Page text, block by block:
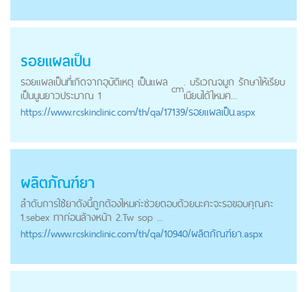
รอยแผลเป็น
รอยแผลเป็นที่เกิดจากอุบัติเหตุ เป็นแผล
เป็นนูนยาวประมาณ 1
cm. บริเวณจมูก รักษาให้เรียบ
เนียนได้ไหมค...
https://www.rcskinclinic.com/th/qa/17139/รอยแผลเป็น.aspx
ผลิตภัณฑ์ยา
ลำดับการใช้ยาดังนี้ถูกต้องไหมค่ะช่วยตอบด้วยนะคะจะรอขอบคุณคะ
1.sebex ทาก่อนล้างหน้า 2.Tw sop ...
https://www.rcskinclinic.com/th/qa/10940/ผลิตภัณฑ์ยา.aspx